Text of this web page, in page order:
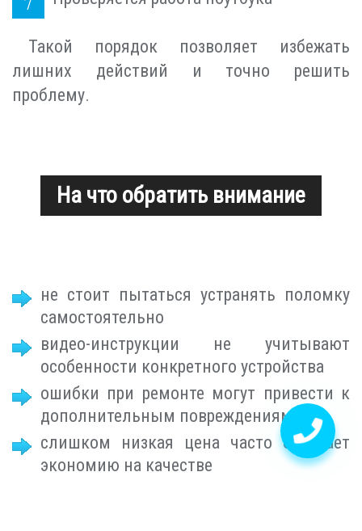
Такой порядок позволяет избежать
лишних действий и точно решить
проблему.
На что обратить внимание
не стоит пытаться устранять поломку
самостоятельно
видео-инструкции не учитывают
особенности конкретного устройства
ошибки при ремонте могут привести к
дополнительным повреждениям
слишком низкая цена часто означает
экономию на качестве